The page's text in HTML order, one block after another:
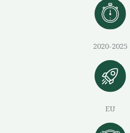
2020-2025
EU